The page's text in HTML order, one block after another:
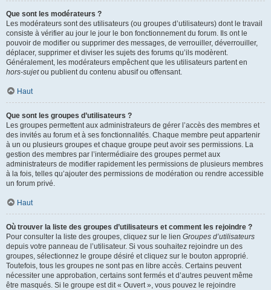
Que sont les modérateurs ?
Les modérateurs sont des utilisateurs (ou groupes d’utilisateurs) dont le travail
consiste à vérifier au jour le jour le bon fonctionnement du forum. Ils ont le
pouvoir de modifier ou supprimer des messages, de verrouiller, déverrouiller,
déplacer, supprimer et diviser les sujets des forums qu’ils modèrent.
Généralement, les modérateurs empêchent que les utilisateurs partent en
hors-sujetou publient du contenu abusif ou offensant.
Haut
Que sont les groupes d’utilisateurs ?
Les groupes permettent aux administrateurs de gérer l’accès des membres et
des invités au forum et à ses fonctionnalités. Chaque membre peut appartenir
à un ou plusieurs groupes et chaque groupe peut avoir ses permissions. La
gestion des membres par l’intermédiaire des groupes permet aux
administrateurs de modifier rapidement les permissions de plusieurs membres
à la fois, telles qu’ajouter des permissions de modération ou rendre accessible
un forum privé.
Haut
Où trouver la liste des groupes d’utilisateurs et comment les rejoindre ?
Pour consulter la liste des groupes, cliquez sur le lien Groupes d’utilisateurs
depuis votre panneau de l’utilisateur. Si vous souhaitez rejoindre un des
groupes, sélectionnez le groupe désiré et cliquez sur le bouton approprié.
Toutefois, tous les groupes ne sont pas en libre accès. Certains peuvent
nécessiter une approbation, certains sont fermés et d’autres peuvent même
être masqués. Si le groupe est dit « Ouvert », vous pouvez le rejoindre